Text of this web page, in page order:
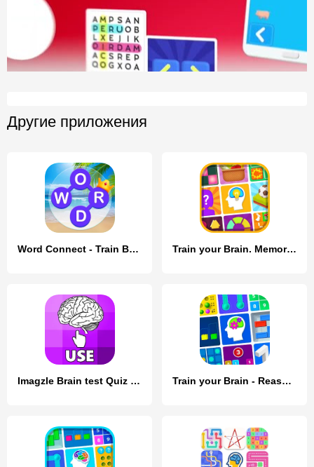
Другие приложения
Word Connect - Train Brain Train your Brain. Memory Games
Imagzle Brain test Quiz Trivia Train your Brain - Reasoning